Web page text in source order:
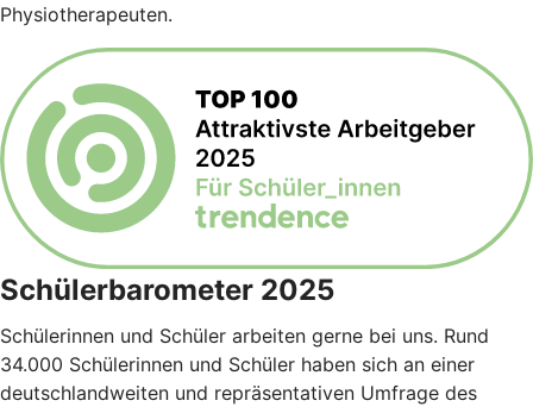
Physiotherapeuten.
Schülerbarometer 2025
Schülerinnen und Schüler arbeiten gerne bei uns. Rund
34.000 Schülerinnen und Schüler haben sich an einer
deutschlandweiten und repräsentativen Umfrage des